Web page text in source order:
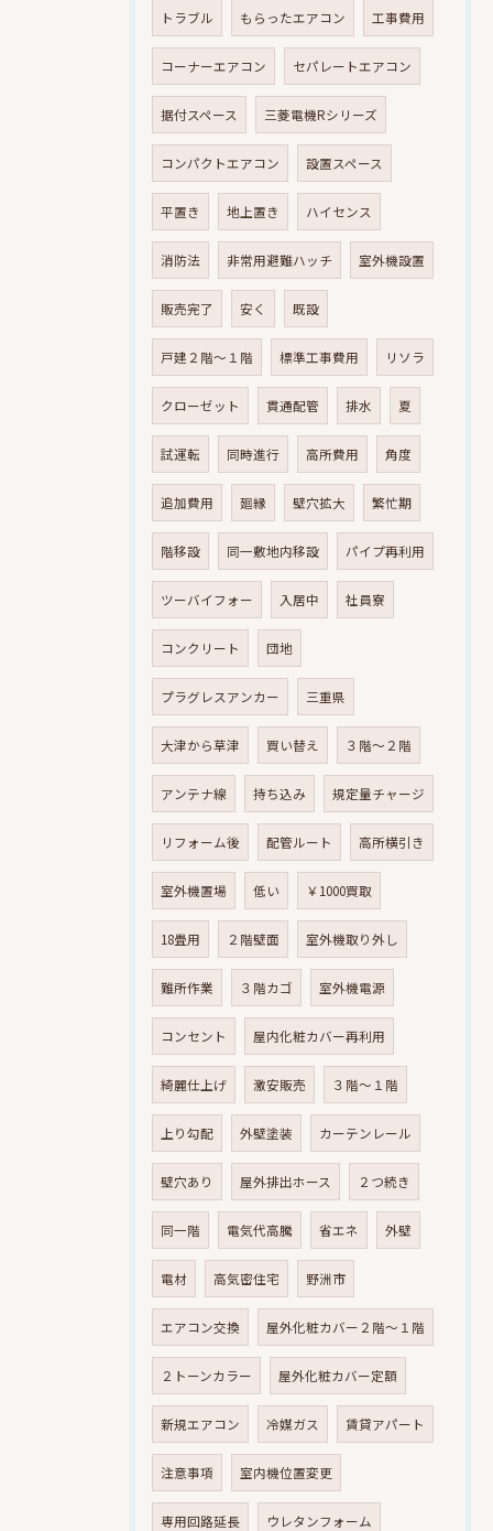
トラブル もらったエアコン 工事費用
コーナーエアコン セパレートエアコン
据付スペース 三菱電機Rシリーズ
コンパクトエアコン 設置スペース
平置き 地上置き ハイセンス
消防法 非常用避難ハッチ 室外機設置
販売完了 安く 既設
戸建２階～１階 標準工事費用 リソラ
クローゼット 貫通配管 排水 夏
試運転 同時進行 高所費用 角度
追加費用 廻縁 壁穴拡大 繁忙期
階移設 同一敷地内移設 パイプ再利用
ツーバイフォー 入居中 社員寮
コンクリート 団地
プラグレスアンカー 三重県
大津から草津 買い替え ３階～２階
アンテナ線 持ち込み 規定量チャージ
リフォーム後 配管ルート 高所横引き
室外機置場 低い ￥1000買取
18畳用 ２階壁面 室外機取り外し
難所作業 ３階カゴ 室外機電源
コンセント 屋内化粧カバー再利用
綺麗仕上げ 激安販売 ３階～１階
上り勾配 外壁塗装 カーテンレール
壁穴あり 屋外排出ホース ２つ続き
同一階 電気代高騰 省エネ 外壁
電材 高気密住宅 野洲市
エアコン交換 屋外化粧カバー２階～１階
２トーンカラー 屋外化粧カバー定額
新規エアコン 冷媒ガス 賃貸アパート
注意事項 室内機位置変更
専用回路延長 ウレタンフォーム